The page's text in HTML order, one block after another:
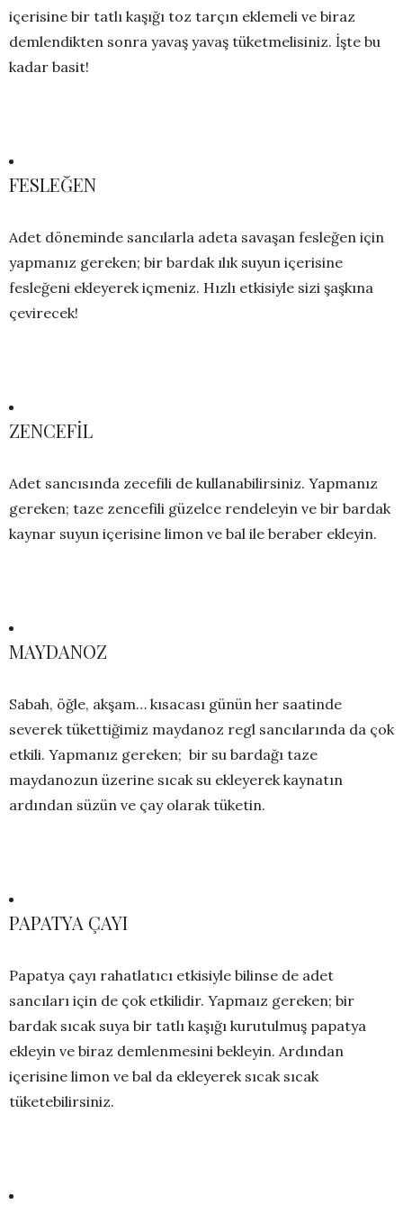
içerisine bir tatlı kaşığı toz tarçın eklemeli ve biraz
demlendikten sonra yavaş yavaş tüketmelisiniz. İşte bu
kadar basit!
FESLEĞEN
Adet döneminde sancılarla adeta savaşan fesleğen için
yapmanız gereken; bir bardak ılık suyun içerisine
fesleğeni ekleyerek içmeniz. Hızlı etkisiyle sizi şaşkına
çevirecek!
ZENCEFİL
Adet sancısında zecefili de kullanabilirsiniz. Yapmanız
gereken; taze zencefili güzelce rendeleyin ve bir bardak
kaynar suyun içerisine limon ve bal ile beraber ekleyin.
MAYDANOZ
Sabah, öğle, akşam… kısacası günün her saatinde
severek tükettiğimiz maydanoz regl sancılarında da çok
etkili. Yapmanız gereken; bir su bardağı taze
maydanozun üzerine sıcak su ekleyerek kaynatın
ardından süzün ve çay olarak tüketin.
PAPATYA ÇAYI
Papatya çayı rahatlatıcı etkisiyle bilinse de adet
sancıları için de çok etkilidir. Yapmaız gereken; bir
bardak sıcak suya bir tatlı kaşığı kurutulmuş papatya
ekleyin ve biraz demlenmesini bekleyin. Ardından
içerisine limon ve bal da ekleyerek sıcak sıcak
tüketebilirsiniz.